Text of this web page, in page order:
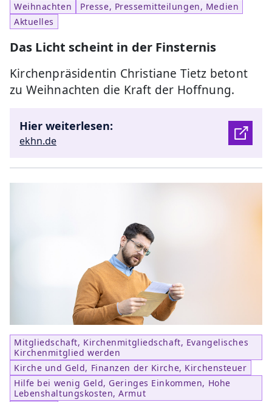
Weihnachten
Presse, Pressemitteilungen, Medien
Aktuelles
Das Licht scheint in der Finsternis
Kirchenpräsidentin Christiane Tietz betont
zu Weihnachten die Kraft der Hoffnung.
Hier weiterlesen:
ekhn.de
Mitgliedschaft, Kirchenmitgliedschaft, Evangelisches
Kirchenmitglied werden
Kirche und Geld, Finanzen der Kirche, Kirchensteuer
Hilfe bei wenig Geld, Geringes Einkommen, Hohe
Lebenshaltungskosten, Armut